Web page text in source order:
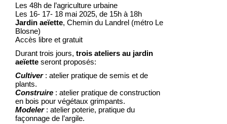
Les 48h de l’agriculture urbaine
Les 16- 17- 18 mai 2025, de 15h à 18h
Jardin aeïette, Chemin du Landrel (métro Le
Blosne)
Accès libre et gratuit
Durant trois jours, trois ateliers au jardin
aeïette seront proposés:
Cultiver: atelier pratique de semis et de
plants.
Construire : atelier pratique de construction
en bois pour végétaux grimpants.
Modeler : atelier poterie, pratique du
façonnage de l’argile.